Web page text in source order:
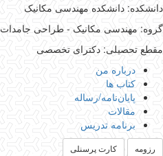
دانشکده: دانشکده مهندسی مکانیک
گروه: مهندسی مکانیک - طراحی جامدات
مقطع تحصیلی: دکترای تخصصی
درباره من
کتاب ها
پایان‌نامه‌/رساله
مقالات
برنامه تدریس
رزومه کارت پرسنلی